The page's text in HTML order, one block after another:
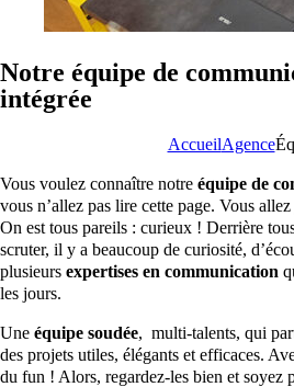
Notre équipe de
intégrée
AccueilAgence
Vous voulez connaître notre équipe de
vous n’allez pas lire cette page. Vous
On est tous pareils : curieux ! Derrière
scruter, il y a beaucoup de curiosité,
plusieurs expertises en communication
les jours.
Une équipe soudée, multi-talents, qui
des projets utiles, élégants et efficaces.
du fun ! Alors, regardez-les bien et soyez